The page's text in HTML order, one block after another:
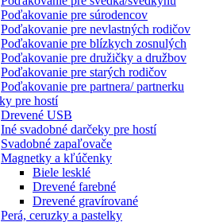
Poďakovanie pre súrodencov
Poďakovanie pre nevlastných rodičov
Poďakovanie pre blízkych zosnulých
Poďakovanie pre družičky a družbov
Poďakovanie pre starých rodičov
Poďakovanie pre partnera/ partnerku
pre hostí
Drevené USB
Iné svadobné darčeky pre hostí
Svadobné zapaľovače
Magnetky a kľúčenky
Biele lesklé
Drevené farebné
Drevené gravírované
Perá, ceruzky a pastelky